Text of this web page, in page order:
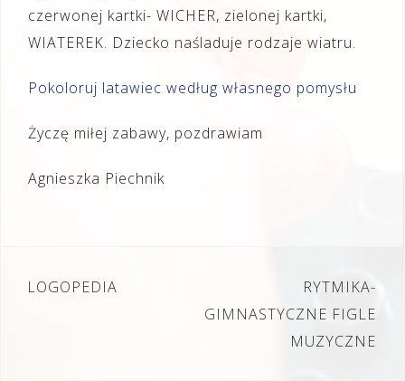
czerwonej kartki- WICHER, zielonej kartki,
WIATEREK. Dziecko naśladuje rodzaje wiatru.
Pokoloruj latawiec według własnego pomysłu
Życzę miłej zabawy, pozdrawiam
Agnieszka Piechnik
Nawigacja
LOGOPEDIA
RYTMIKA-
GIMNASTYCZNE FIGLE
MUZYCZNE